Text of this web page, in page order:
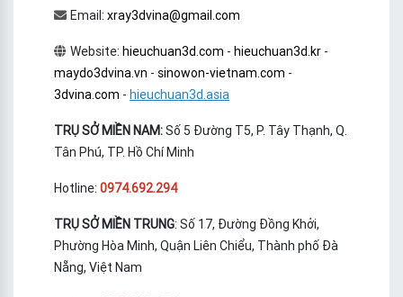
Email: xray3dvina@gmail.com
Website: hieuchuan3d.com - hieuchuan3d.kr-
maydo3dvina.vn - sinowon-vietnam.com -
3dvina.com - hieuchuan3d.asia
TRỤ SỞ MIỀN NAM:Số 5 Đường T5, P. Tây Thạnh, Q.
Tân Phú, TP. Hồ Chí Minh
Hotline: 0974.692.294
TRỤ SỞ MIỀN TRUNG: Số 17, Đường Đồng Khởi,
Phường Hòa Minh, Quận Liên Chiểu, Thành phố Đà
Nẵng, Việt Nam